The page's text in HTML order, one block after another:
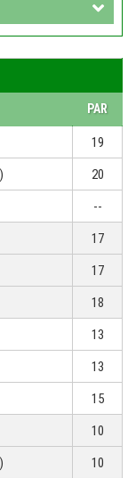
PAR
19
20
--
17
17
18
13
13
15
10
10